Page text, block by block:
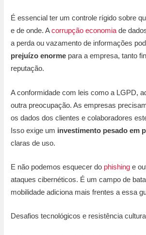
É essencial ter um controle rígido sobre
e de onde. Acorrupção economia de
a perda ou vazamento de informações
prejuízo enorme para a empresa, tanto
reputação.
A conformidade com leis como a LGPD,
outra preocupação. As empresas
os dados dos clientes e colaboradores
Isso exige um investimento pesado em
claras de uso.
E não podemos esquecer do phishing e
ataques cibernéticos. É um campo de
mobilidade adiciona mais frentes a essa
Desafios tecnológicos e resistência cultural